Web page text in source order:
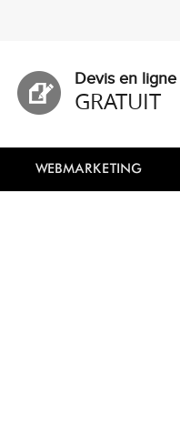
Devis en ligne
GRATUIT
WEBMARKETING